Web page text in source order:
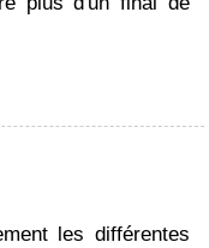
les différentes